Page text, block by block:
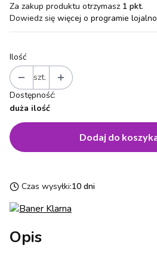
Za zakup produktu otrzymasz 1 pkt.
Dowiedz się więcej o programie
Ilość
szt.
Dostępność:
duża ilość
Dodaj do
Czas wysyłki:10 dni
Opis